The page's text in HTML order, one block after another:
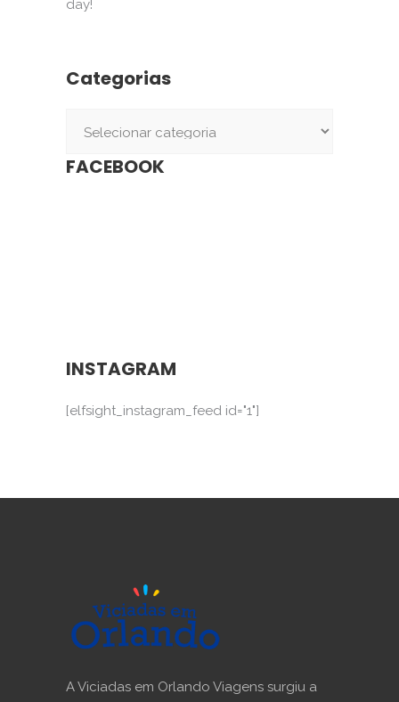
day!
Categorias
FACEBOOK
INSTAGRAM
[elfsight_instagram_feed id="1"]
A Viciadas em Orlando Viagens surgiu a